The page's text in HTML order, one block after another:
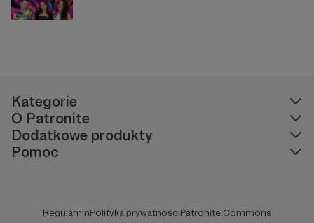
Kategorie
O Patronite
Dodatkowe produkty
Pomoc
RegulaminPolityka prywatnościPatronite Commons